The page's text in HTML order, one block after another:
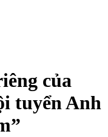
của
tuyển Anh